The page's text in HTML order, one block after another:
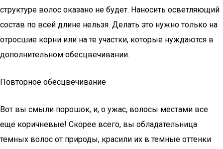
структуре волос оказано не будет. Наносить осветляющий
состав по всей длине нельзя. Делать это нужно только на
отросшие корни или на те участки, которые нуждаются в
дополнительном обесцвечивании.
Повторное обесцвечивание
Вот вы смыли порошок, и, о ужас, волосы местами все
еще коричневые! Скорее всего, вы обладательница
темных волос от природы, красили их в темные оттенки